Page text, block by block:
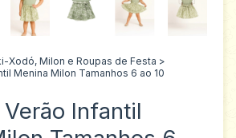
Xodó, Milon e Roupas de Festa >
Menina Milon Tamanhos 6 ao 10
Infantil